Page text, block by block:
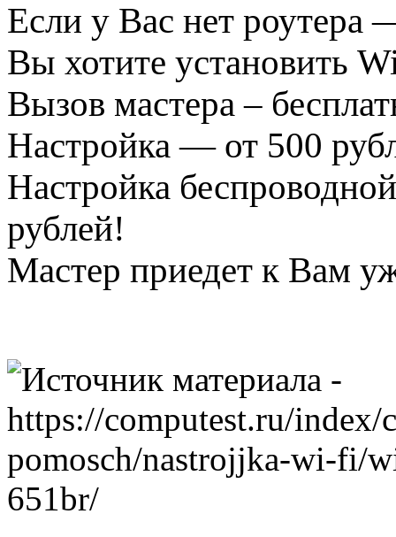
Если у Вас нет роутера
Вы хотите установить
Вызов мастера –
Настройка — от 500
Настройка
рублей!
Мастер приедет к Вам